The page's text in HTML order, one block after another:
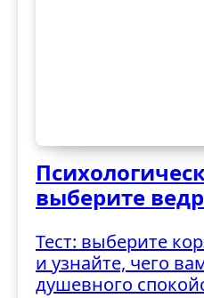
выберите
трудностями
Тест: выберите
и узнайте, чего
душевного